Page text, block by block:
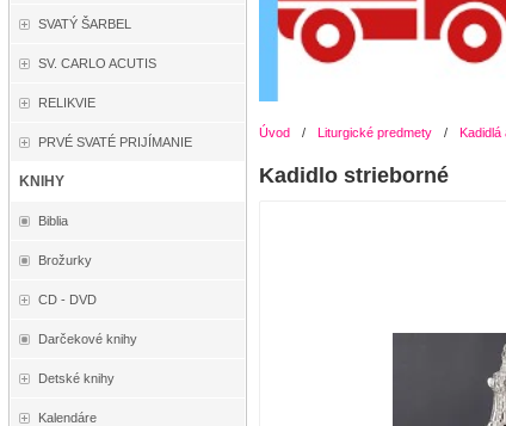
SVATÝ ŠARBEL
SV. CARLO ACUTIS
RELIKVIE
PRVÉ SVATÉ PRIJÍMANIE
KNIHY
Biblia
Brožurky
CD - DVD
Darčekové knihy
Detské knihy
Kalendáre
Úvod / Liturgické predmety / Kadidlá
Kadidlo strieborné